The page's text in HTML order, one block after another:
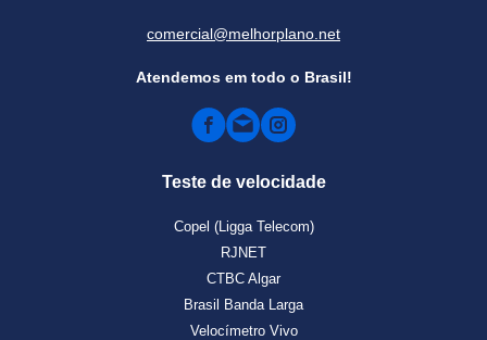
comercial@melhorplano.net
Atendemos em todo o Brasil!
Teste de velocidade
Copel (Ligga Telecom)
RJNET
CTBC Algar
Brasil Banda Larga
Velocímetro Vivo